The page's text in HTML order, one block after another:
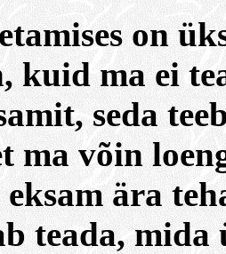
on
kuid ma ei
seda
ma võin
ära
teada,